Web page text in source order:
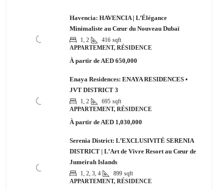
Havencia: HAVENCIA | L’Élégance
Minimaliste au Cœur du Nouveau Dubaï
1, 2 416 sqft
APPARTEMENT, RÉSIDENCE
À partir de AED 650,000
Enaya Residences: ENAYA RESIDENCES •
JVT DISTRICT 3
1, 2 695 sqft
APPARTEMENT, RÉSIDENCE
À partir de AED 1,030,000
Serenia District: L’EXCLUSIVITÉ SERENIA
DISTRICT | L’Art de Vivre Resort au Cœur de
Jumeirah Islands
1, 2, 3, 4 899 sqft
APPARTEMENT, RÉSIDENCE